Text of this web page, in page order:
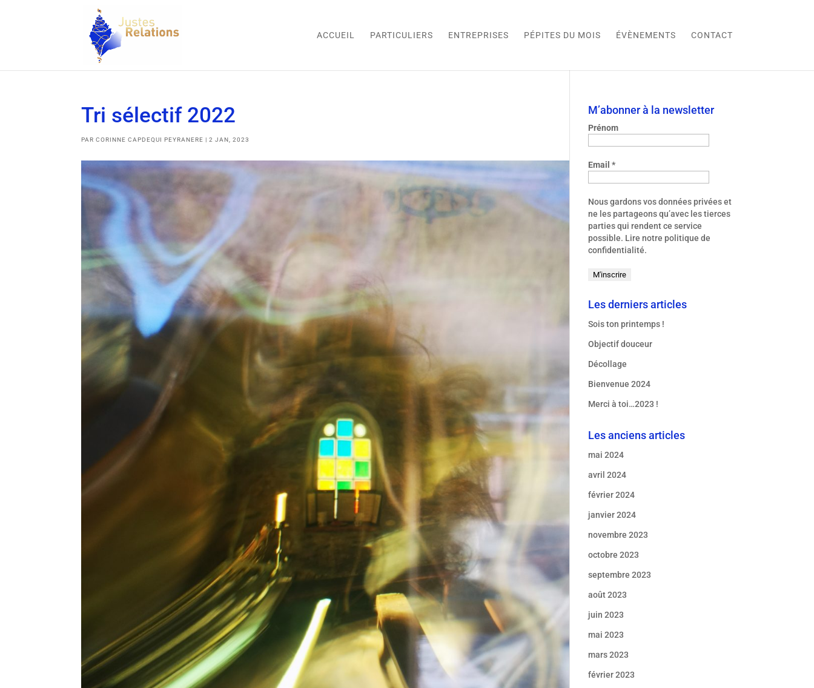
ACCUEIL PARTICULIERS ENTREPRISES PÉPITES DU MOIS ÉVÈNEMENTS CONTACT
Tri sélectif 2022
PARCORINNE CAPDEQUI PEYRANERE |2 JAN, 2023
M’abonner à la newsletter
Prénom
Email *
Nous gardons vos données privées et
ne les partageons qu’avec les tierces
parties qui rendent ce service
possible. Lire notre politique de
confidentialité.
Les derniers articles
Sois ton printemps !
Objectif douceur
Décollage
Bienvenue 2024
Merci à toi…2023 !
Les anciens articles
mai 2024
avril 2024
février 2024
janvier 2024
novembre 2023
octobre 2023
septembre 2023
août 2023
juin 2023
mai 2023
mars 2023
février 2023